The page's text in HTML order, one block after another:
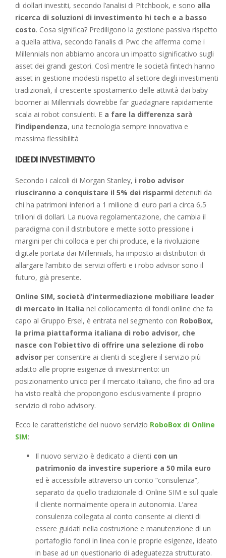
di dollari investiti, secondo l’analisi di Pitchbook, e sono alla
ricerca di soluzioni di investimento hi tech e a basso
costo. Cosa significa? Prediligono la gestione passiva rispetto
a quella attiva, secondo l’analis di Pwc che afferma come i
Millennials non abbiamo ancora un impatto significativo sugli
asset dei grandi gestori. Così mentre le società fintech hanno
asset in gestione modesti rispetto al settore degli investimenti
tradizionali, il crescente spostamento delle attività dai baby
boomer ai Millennials dovrebbe far guadagnare rapidamente
scala ai robot consulenti. E a fare la differenza sarà
l’indipendenza, una tecnologia sempre innovativa e
massima flessibilità
IDEE DI INVESTIMENTO
Secondo i calcoli di Morgan Stanley, i robo advisor
riusciranno a conquistare il 5% dei risparmi detenuti da
chi ha patrimoni inferiori a 1 milione di euro pari a circa 6,5
trilioni di dollari. La nuova regolamentazione, che cambia il
paradigma con il distributore e mette sotto pressione i
margini per chi colloca e per chi produce, e la rivoluzione
digitale portata dai Millennials, ha imposto ai distributori di
allargare l’ambito dei servizi offerti e i robo advisor sono il
futuro, già presente.
Online SIM, società d’intermediazione mobiliare leader
di mercato in Italia nel collocamento di fondi online che fa
capo al Gruppo Ersel, è entrata nel segmento con RoboBox,
la prima piattaforma italiana di robo advisor, che
nasce con l’obiettivo di offrire una selezione di robo
advisor per consentire ai clienti di scegliere il servizio più
adatto alle proprie esigenze di investimento: un
posizionamento unico per il mercato italiano, che fino ad ora
ha visto realtà che propongono esclusivamente il proprio
servizio di robo advisory.
Ecco le caratteristiche del nuovo servizio RoboBox di Online
SIM:
Il nuovo servizio è dedicato a clienti con un
patrimonio da investire superiore a 50 mila euro
ed è accessibile attraverso un conto “consulenza”,
separato da quello tradizionale di Online SIM e sul quale
il cliente normalmente opera in autonomia. L’area
consulenza collegata al conto consente ai clienti di
essere guidati nella costruzione e manutenzione di un
portafoglio fondi in linea con le proprie esigenze, ideato
in base ad un questionario di adeguatezza strutturato.